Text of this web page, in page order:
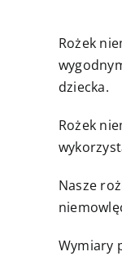
Rożek
dziecka.
Rożek
Nasze
Wymiary